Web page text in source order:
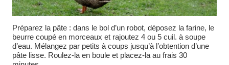
Préparez la pâte : dans le bol d’un robot, déposez la farine, le
beurre coupé en morceaux et rajoutez 4 ou 5 cuil. à soupe
d’eau. Mélangez par petits à coups jusqu’à l’obtention d’une
pâte lisse. Roulez-la en boule et placez-la au frais 30